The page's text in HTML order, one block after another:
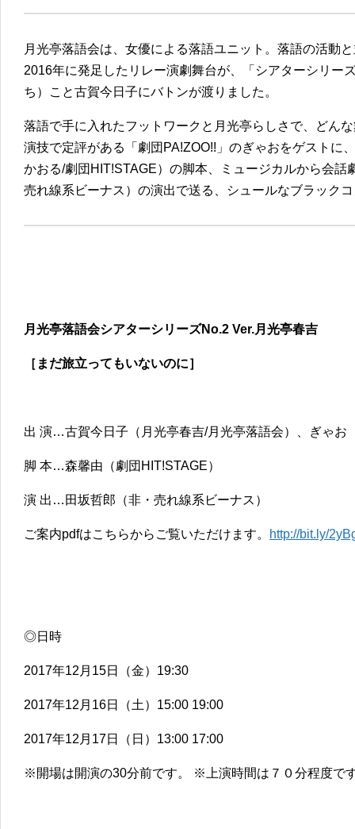
月光亭落語会は、女優による落語ユニット。落語の活動
2016年に発足したリレー演劇舞台が、「シアターシリー
ち）こと古賀今日子にバトンが渡りました。
落語で手に入れたフットワークと月光亭らしさで、どん
演技で定評がある「劇団PA!ZOO!!」のぎゃおをゲストに
かおる/劇団HIT!STAGE）の脚本、ミュージカルから会話
売れ線系ビーナス）の演出で送る、シュールなブラック
月光亭落語会シアターシリーズNo.2 Ver.月光亭春吉
［まだ旅立ってもいないのに］
出 演…古賀今日子（月光亭春吉/月光亭落語会）、ぎゃお
脚 本…森馨由（劇団HIT!STAGE）
演 出…田坂哲郎（非・売れ線系ビーナス）
ご案内pdfはこちらからご覧いただけます。 http://bit.ly/
◎日時
2017年12月15日（金）19:30
2017年12月16日（土）15:00 19:00
2017年12月17日（日）13:00 17:00
※開場は開演の30分前です。 ※上演時間は７０分程度で